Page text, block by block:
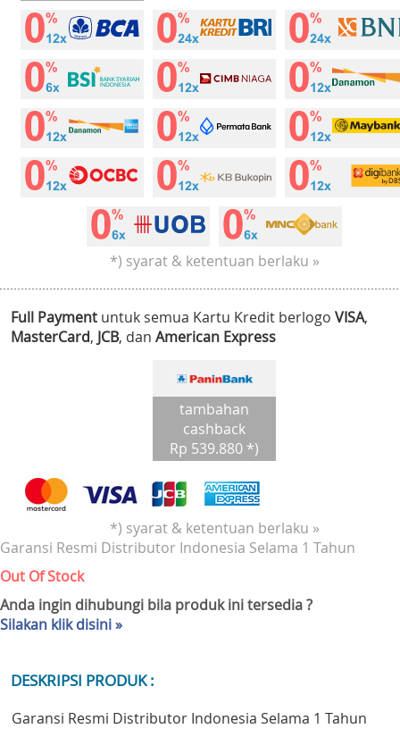
*) syarat & ketentuan berlaku »
Full Payment untuk semua Kartu Kredit berlogo VISA,
MasterCard, JCB, dan American Express
tambahan
cashback
Rp 539.880 *)
*) syarat & ketentuan berlaku »
Garansi Resmi Distributor Indonesia Selama 1 Tahun
Out Of Stock
Anda ingin dihubungi bila produk ini tersedia ?
Silakan klik disini »
DESKRIPSI PRODUK :
Garansi Resmi Distributor Indonesia Selama 1 Tahun